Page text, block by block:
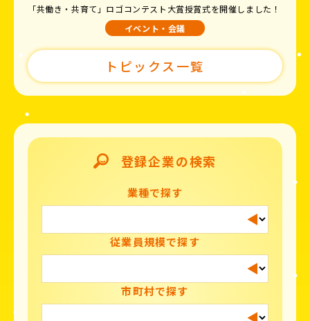
「共働き・共育て」ロゴコンテスト大賞授賞式を開催しました！
イベント・会議
トピックス一覧
登録企業の検索
業種で探す
従業員規模で探す
市町村で探す